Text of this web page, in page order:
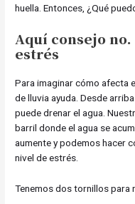
huella. Entonces, ¿Qué
Aquí consejo
estrés
Para imaginar cómo afecta
de lluvia ayuda. Desde
puede drenar el agua.
barril donde el agua se
aumente y podemos hacer
nivel de estrés.
Tenemos dos tornillos para